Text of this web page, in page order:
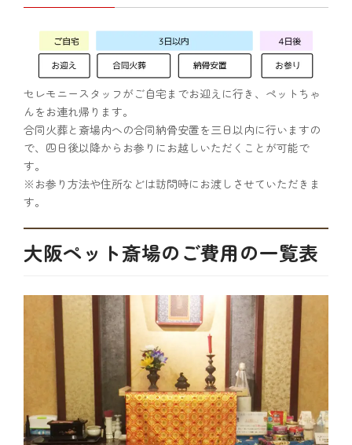
セレモニースタッフがご自宅までお迎えに行き、ペットちゃ
んをお連れ帰ります。
合同火葬と斎場内への合同納骨安置を三日以内に行いますの
で、四日後以降からお参りにお越しいただくことが可能で
す。
※お参り方法や住所などは訪問時にお渡しさせていただきま
す。
大阪ペット斎場のご費用の一覧表